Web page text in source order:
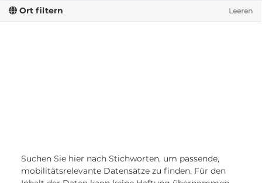
Ort filtern Leeren
Suchen Sie hier nach Stichworten, um passende,
mobilitätsrelevante Datensätze zu finden. Für den